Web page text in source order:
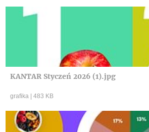
KANTAR Styczeń 2026 (1).jpg
grafika | 483 KB